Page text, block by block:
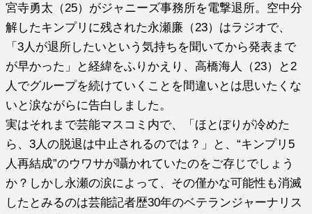
宮寺勇太（25）がジャニーズ事務所を電撃退所。空中分
解したキンプリに残された永瀬廉（23）はラジオで、
「3人が退所したいという気持ちを聞いてから発表まで
が早かった」と経緯をふりかえり、高橋海人（23）と2
人でグループを続けていくことを間違いとは思いたくな
いと涙ながらに告白しました。
実はそれまで芸能マスコミ内で、「ほとぼりが冷めた
ら、3人の脱退は中止されるのでは？」と、“キンプリ5
人再結成”のウワサが囁かれていたのをご存じでしょう
か？しかし永瀬の涙によって、その僅かな可能性も消滅
したとみるのは芸能記者歴30年のベテランジャーナリス